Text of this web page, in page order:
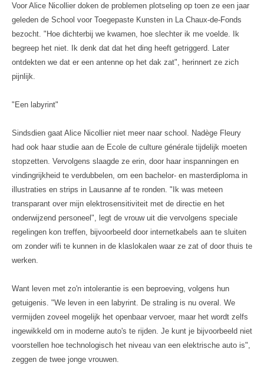
Voor Alice Nicollier doken de problemen plotseling op toen ze een jaar
geleden de School voor Toegepaste Kunsten in La Chaux-de-Fonds
bezocht. "Hoe dichterbij we kwamen, hoe slechter ik me voelde. Ik
begreep het niet. Ik denk dat dat het ding heeft getriggerd. Later
ontdekten we dat er een antenne op het dak zat", herinnert ze zich
pijnlijk.
"Een labyrint"
Sindsdien gaat Alice Nicollier niet meer naar school. Nadège Fleury
had ook haar studie aan de Ecole de culture générale tijdelijk moeten
stopzetten. Vervolgens slaagde ze erin, door haar inspanningen en
vindingrijkheid te verdubbelen, om een bachelor- en masterdiploma in
illustraties en strips in Lausanne af te ronden. "Ik was meteen
transparant over mijn elektrosensitiviteit met de directie en het
onderwijzend personeel", legt de vrouw uit die vervolgens speciale
regelingen kon treffen, bijvoorbeeld door internetkabels aan te sluiten
om zonder wifi te kunnen in de klaslokalen waar ze zat of door thuis te
werken.
Want leven met zo'n intolerantie is een beproeving, volgens hun
getuigenis. "We leven in een labyrint. De straling is nu overal. We
vermijden zoveel mogelijk het openbaar vervoer, maar het wordt zelfs
ingewikkeld om in moderne auto's te rijden. Je kunt je bijvoorbeeld niet
voorstellen hoe technologisch het niveau van een elektrische auto is",
zeggen de twee jonge vrouwen.